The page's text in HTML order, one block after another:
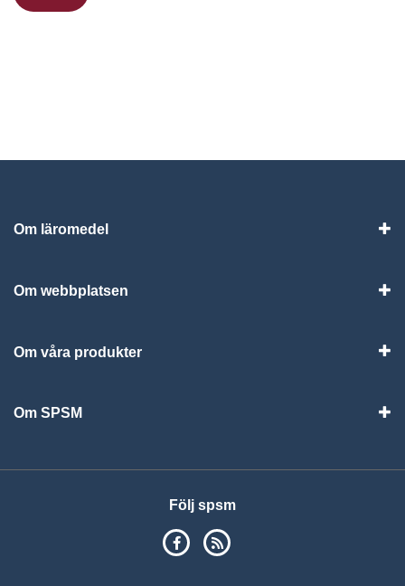
Om läromedel
Om webbplatsen
Om våra produkter
Om SPSM
Följ spsm
SPSM på Facebook